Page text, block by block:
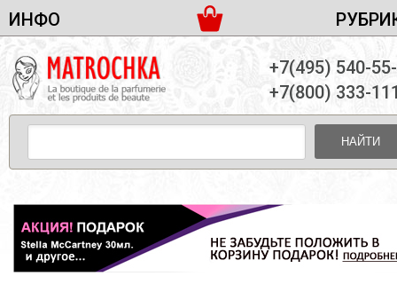
ИНФО
ДОСТАВКА И ОПЛАТА
ПАРТНЕРСТВО
КОНТАКТЫ
ЖЕНСКАЯ ПАРФЮМЕРИЯ
МУЖСКАЯ ПАРФЮМЕРИЯ
УНИСЕКС ПАРФЮМЕРИЯ
ЖЕНСКИЕ НАБОРЫ
МУЖСКИЕ НАБОРЫ
УНИСЕКС НАБОРЫ
УХОД ЗА ЛИЦОМ
+7(495) 540-
+7(800) 333-
НАЙТИ